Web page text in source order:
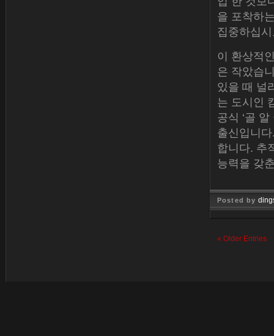
을 포착하
집중하십
이 환상적
은 작았습
있을 때 널
는 도시인
공식 ‘골
출신입니
합니다. 추
능력을 갖
Posted by
« Older Entries